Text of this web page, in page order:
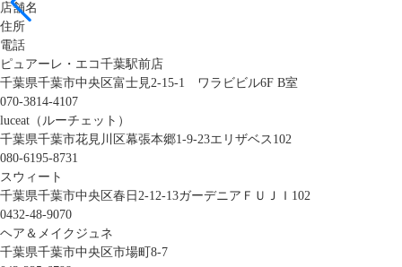
店舗名
住所
電話
ピュアーレ・エコ千葉駅前店
千葉県千葉市中央区富士見2-15-1 ワラビビル6F B室
070-3814-4107
luceat（ルーチェット）
千葉県千葉市花見川区幕張本郷1-9-23エリザベス102
080-6195-8731
スウィート
千葉県千葉市中央区春日2-12-13ガーデニアＦＵＪＩ102
0432-48-9070
ヘア＆メイクジュネ
千葉県千葉市中央区市場町8-7